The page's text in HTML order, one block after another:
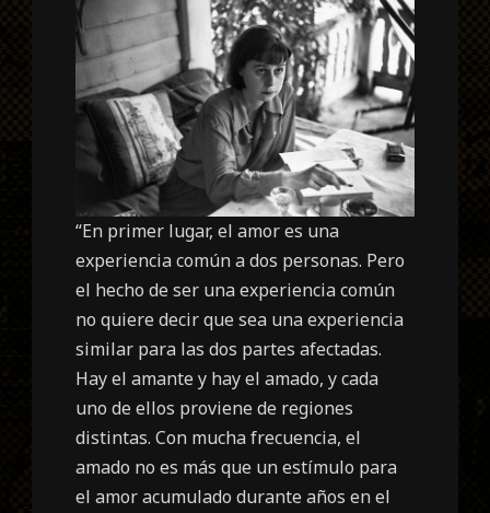
“En primer lugar, el amor es una
experiencia común a dos personas. Pero
el hecho de ser una experiencia común
no quiere decir que sea una experiencia
similar para las dos partes afectadas.
Hay el amante y hay el amado, y cada
uno de ellos proviene de regiones
distintas. Con mucha frecuencia, el
amado no es más que un estímulo para
el amor acumulado durante años en el